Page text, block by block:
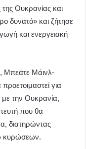
Ουκρανίας και
δυνατό» και ζήτησε
και ενεργειακή
Μπεάτε Μάινλ-
για
με την Ουκρανία,
που θα
διατηρώντας
κυρώσεων.